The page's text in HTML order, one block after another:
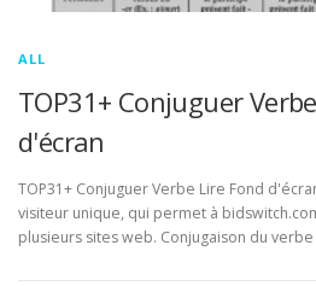
ALL
TOP31+ Conjuguer
d'écran
TOP31+ Conjuguer Verbe Lire Fond
visiteur unique, qui permet à
plusieurs sites web. Conjugaison du